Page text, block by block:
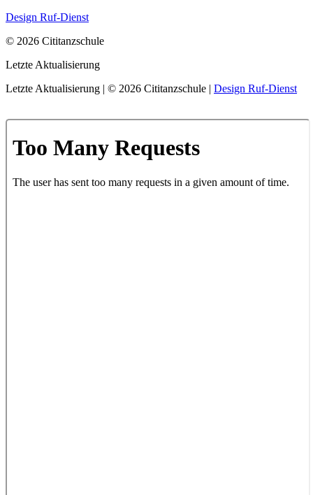
Design Ruf-Dienst
© 2026 Cititanzschule
Letzte Aktualisierung
Letzte Aktualisierung | © 2026 Cititanzschule | Design Ruf-Dienst